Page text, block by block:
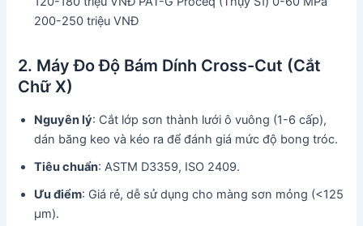
200-250 triệu VNĐ
2. Máy Đo Độ Bám Dính Cross-Cut (Cắt
Chữ X)
Nguyên lý: Cắt lớp sơn thành lưới ô vuông (1-6 cấp),
dán băng keo và kéo ra để đánh giá mức độ bong tróc.
Tiêu chuẩn: ASTM D3359, ISO 2409.
Ưu điểm: Giá rẻ, dễ sử dụng cho màng sơn mỏng (<125
µm).